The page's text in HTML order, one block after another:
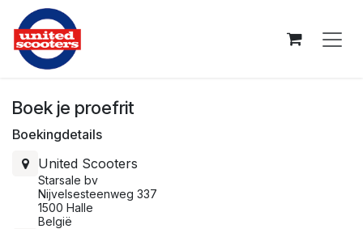
Overslaan naar inhoud
Boek je proefrit
Boekingdetails
United Scooters
Starsale bv
Nijvelsesteenweg 337
1500 Halle
België